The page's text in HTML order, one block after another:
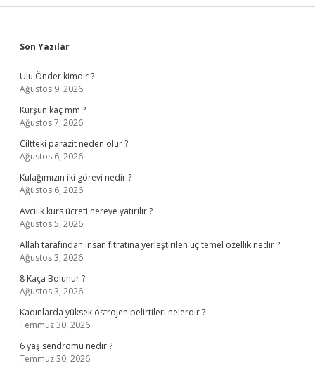
Sidebar
Son Yazılar
Ulu Önder kimdir ?
Ağustos 9, 2026
Kurşun kaç mm ?
Ağustos 7, 2026
Ciltteki parazit neden olur ?
Ağustos 6, 2026
Kulağımızın iki görevi nedir ?
Ağustos 6, 2026
Avcılık kurs ücreti nereye yatırılır ?
Ağustos 5, 2026
Allah tarafından insan fıtratına yerleştirilen üç temel özellik nedir ?
Ağustos 3, 2026
8 Kaça Bolunur ?
Ağustos 3, 2026
Kadınlarda yüksek östrojen belirtileri nelerdir ?
Temmuz 30, 2026
6 yaş sendromu nedir ?
Temmuz 30, 2026